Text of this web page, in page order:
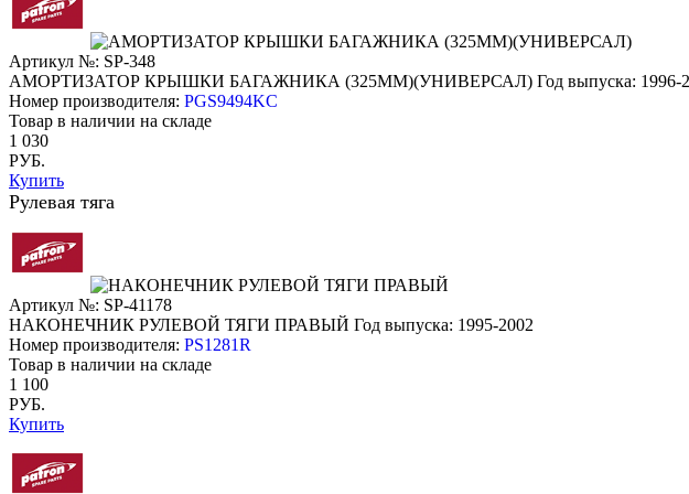
Артикул №: SP-348
АМОРТИЗАТОР КРЫШКИ БАГАЖНИКА (325ММ)(УНИВЕРСАЛ) Год выпуска: 1996-
Номер производителя: PGS9494KC
Товар в наличии на складе
1 030
РУБ.
Купить
Рулевая тяга
Артикул №: SP-41178
НАКОНЕЧНИК РУЛЕВОЙ ТЯГИ ПРАВЫЙ Год выпуска: 1995-2002
Номер производителя: PS1281R
Товар в наличии на складе
1 100
РУБ.
Купить